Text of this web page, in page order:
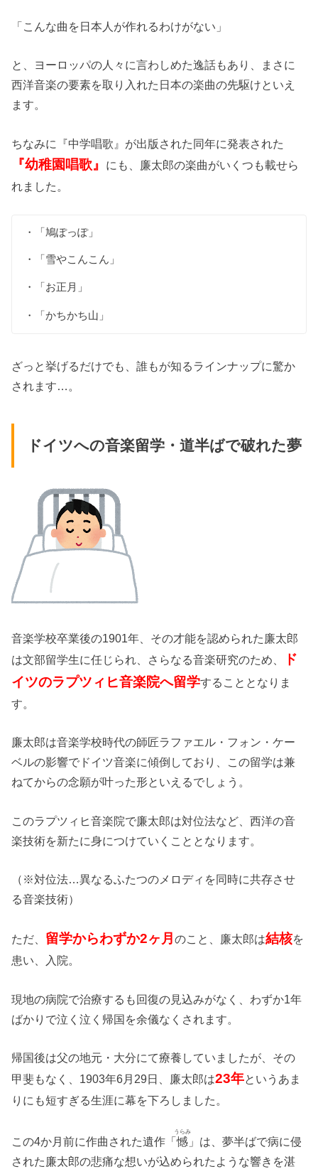
「こんな曲を日本人が作れるわけがない」
と、ヨーロッパの人々に言わしめた逸話もあり、まさに
西洋音楽の要素を取り入れた日本の楽曲の先駆けといえ
ます。
ちなみに『中学唱歌』が出版された同年に発表された
『幼稚園唱歌』
にも、廉太郎の楽曲がいくつも載せら
れました。
・「鳩ぽっぽ」
・「雪やこんこん」
・「お正月」
・「かちかち山」
ざっと挙げるだけでも、誰もが知るラインナップに驚か
されます…。
ドイツへの音楽留学・道半ばで破れた夢
音楽学校卒業後の1901年、その才能を認められた廉太郎
は文部留学生に任じられ、さらなる音楽研究のため、
ド
イツのラプツィヒ音楽院へ留学することとなりま
す。
廉太郎は音楽学校時代の師匠ラファエル・フォン・ケー
ベルの影響でドイツ音楽に傾倒しており、この留学は兼
ねてからの念願が叶った形といえるでしょう。
このラプツィヒ音楽院で廉太郎は対位法など、西洋の音
楽技術を新たに身につけていくこととなります。
（※対位法…異なるふたつのメロディを同時に共存させ
る音楽技術）
ただ、 留学からわずか2ヶ月のこと、廉太郎は結核を
患い、入院。
現地の病院で治療するも回復の見込みがなく、わずか1年
ばかりで泣く泣く帰国を余儀なくされます。
帰国後は父の地元・大分にて療養していましたが、その
甲斐もなく、1903年6月29日、廉太郎は23年というあま
りにも短すぎる生涯に幕を下ろしました。
この4か月前に作曲された遺作「憾
うらみ
」は、夢半ばで病に侵
された廉太郎の悲痛な想いが込められたような響きを湛